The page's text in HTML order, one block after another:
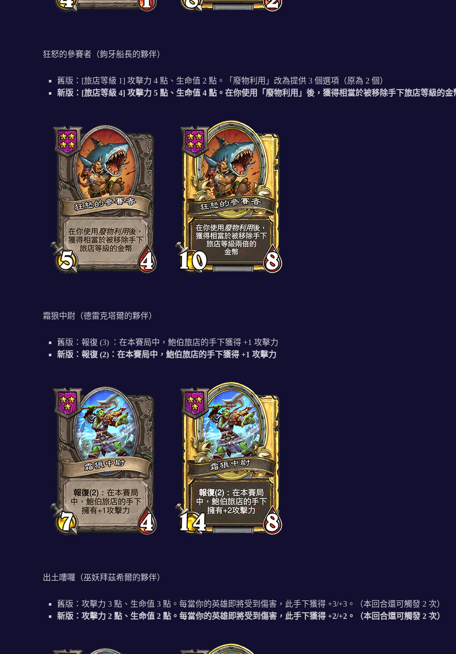
狂怒的參賽者（鉤牙船長的夥伴）
舊版：[旅店等級 1] 攻擊力 4 點、生命值 2 點。「廢物利用」改為提供 3 個選項（原為 2 個）
新版：[旅店等級 4] 攻擊力 5 點、生命值 4 點。在你使用「廢物利用」後，獲得相當於被移除手下旅店等級的金
霜狼中尉（德雷克塔爾的夥伴）
舊版：報復 (3) ：在本賽局中，鮑伯旅店的手下獲得 +1 攻擊力
新版：報復 (2)：在本賽局中，鮑伯旅店的手下獲得 +1 攻擊力
出土嘍囉（巫妖拜茲希爾的夥伴）
舊版：攻擊力 3 點、生命值 3 點。每當你的英雄即將受到傷害，此手下獲得 +3/+3。（本回合還可觸發 2 次）
新版：攻擊力 2 點、生命值 2 點。每當你的英雄即將受到傷害，此手下獲得 +2/+2。（本回合還可觸發 2 次）